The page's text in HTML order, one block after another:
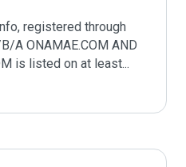
registered through
A ONAMAE.COM AND
is listed on at least...